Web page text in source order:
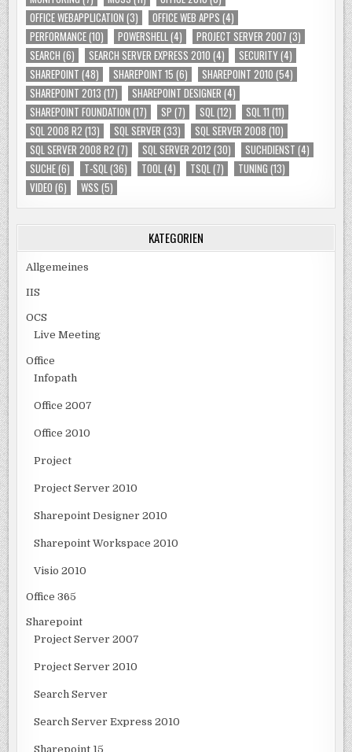
OFFICE WEBAPPLICATION (3) OFFICE WEB APPS (4)
PERFORMANCE(10) POWERSHELL (4) PROJECT SERVER 2007 (3)
SEARCH (6) SEARCH SERVER EXPRESS 2010 (4) SECURITY(4)
SHAREPOINT (48) SHAREPOINT 15 (6) SHAREPOINT 2010 (54)
SHAREPOINT 2013 (17) SHAREPOINT DESIGNER (4)
SHAREPOINT FOUNDATION (17) SP (7) SQL (12) SQL 11 (11)
SQL 2008 R2 (13) SQL SERVER (33) SQL SERVER 2008 (10)
SQL SERVER 2008 R2 (7) SQL SERVER 2012 (30) SUCHDIENST (4)
SUCHE(6) T-SQL (36) TOOL (4) TSQL (7) TUNING (13)
VIDEO (6) WSS (5)
KATEGORIEN
Allgemeines
IIS
OCS
Live Meeting
Office
Infopath
Office 2007
Office 2010
Project
Project Server 2010
Sharepoint Designer 2010
Sharepoint Workspace 2010
Visio 2010
Office 365
Sharepoint
Project Server 2007
Project Server 2010
Search Server
Search Server Express 2010
Sharepoint 15